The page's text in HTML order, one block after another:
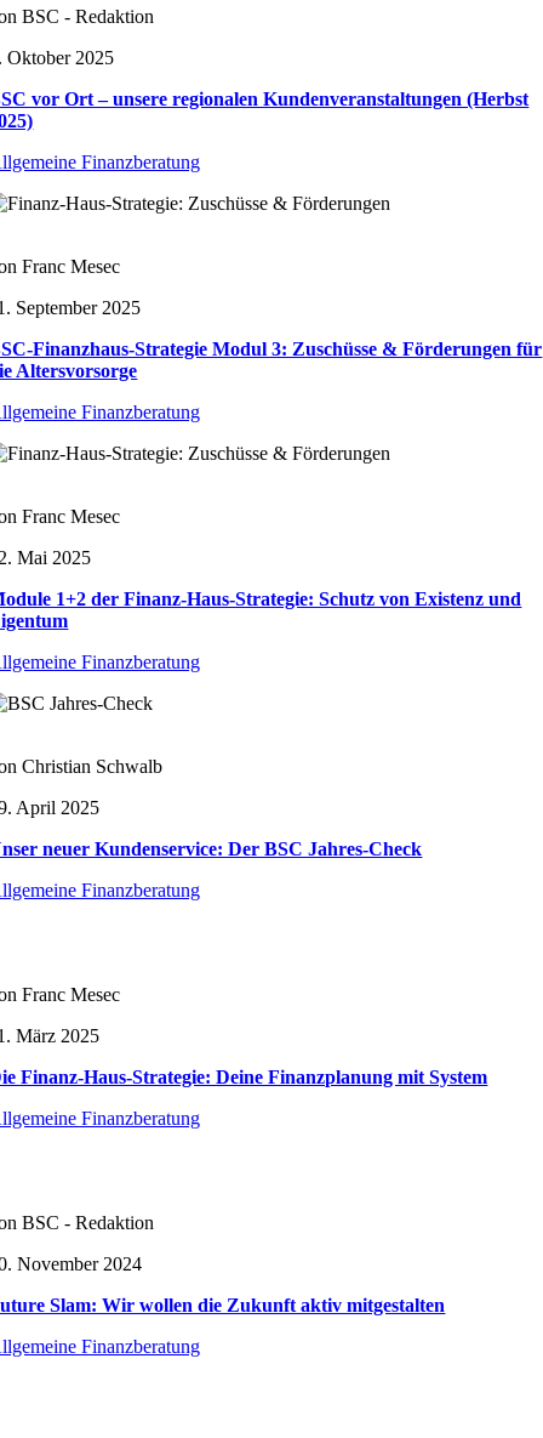
BSC - Redaktion
Oktober 2025
vor Ort – unsere regionalen Kundenveranstaltungen (Herbst
Finanzberatung
Franc Mesec
September 2025
Finanzhaus-Strategie Modul 3: Zuschüsse & Förderungen für
Altersvorsorge
Finanzberatung
Franc Mesec
Mai 2025
1+2 der Finanz-Haus-Strategie: Schutz von Existenz und
Finanzberatung
Christian Schwalb
April 2025
neuer Kundenservice: Der BSC Jahres-Check
Finanzberatung
Franc Mesec
März 2025
Finanz-Haus-Strategie: Deine Finanzplanung mit System
Finanzberatung
BSC - Redaktion
November 2024
Slam: Wir wollen die Zukunft aktiv mitgestalten
Finanzberatung